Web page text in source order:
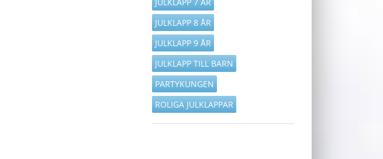
JULKLAPP 8 ÅR
JULKLAPP 9 ÅR
JULKLAPP TILL BARN
PARTYKUNGEN
ROLIGA JULKLAPPAR